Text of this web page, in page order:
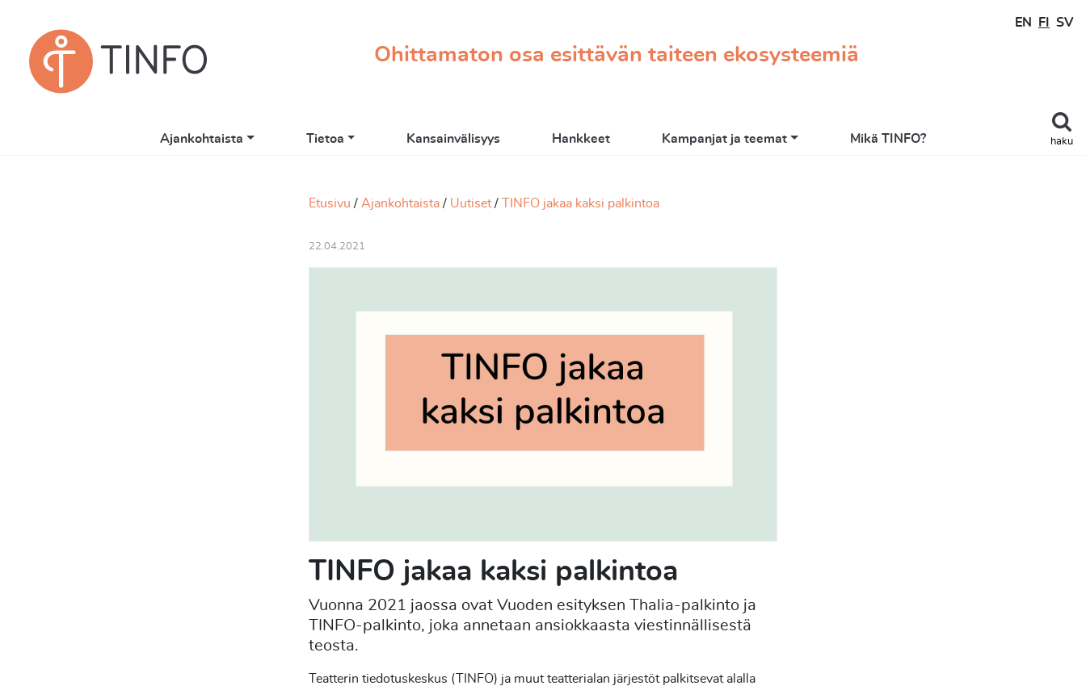
Ohittamaton osa esittävän taiteen ekosysteemiä
EN FI SV
haku
Ajankohtaista Tietoa Kansainvälisyys Hankkeet Kampanjat ja teemat Mikä TINFO?
Etusivu Ajankohtaista Uutiset TINFO jakaa kaksi palkintoa
22.04.2021
TINFO jakaa kaksi palkintoa
Vuonna 2021 jaossa ovat Vuoden esityksen Thalia-palkinto ja
TINFO-palkinto, joka annetaan ansiokkaasta viestinnällisestä
teosta.
Teatterin tiedotuskeskus (TINFO) ja muut teatterialan järjestöt palkitsevat alalla